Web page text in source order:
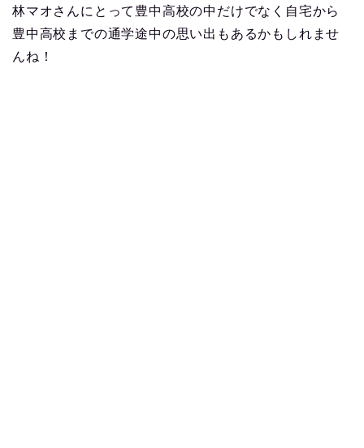
林マオさんにとって豊中高校の中だけでなく自宅から
豊中高校までの通学途中の思い出もあるかもしれませ
んね！